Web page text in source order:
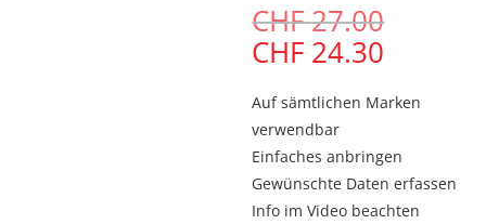
CHF27.00
CHF
CHF 24.30
ist:
24.30.
Auf sämtlichen Marken
verwendbar
Einfaches anbringen
Gewünschte Daten erfassen
Info im Video beachten